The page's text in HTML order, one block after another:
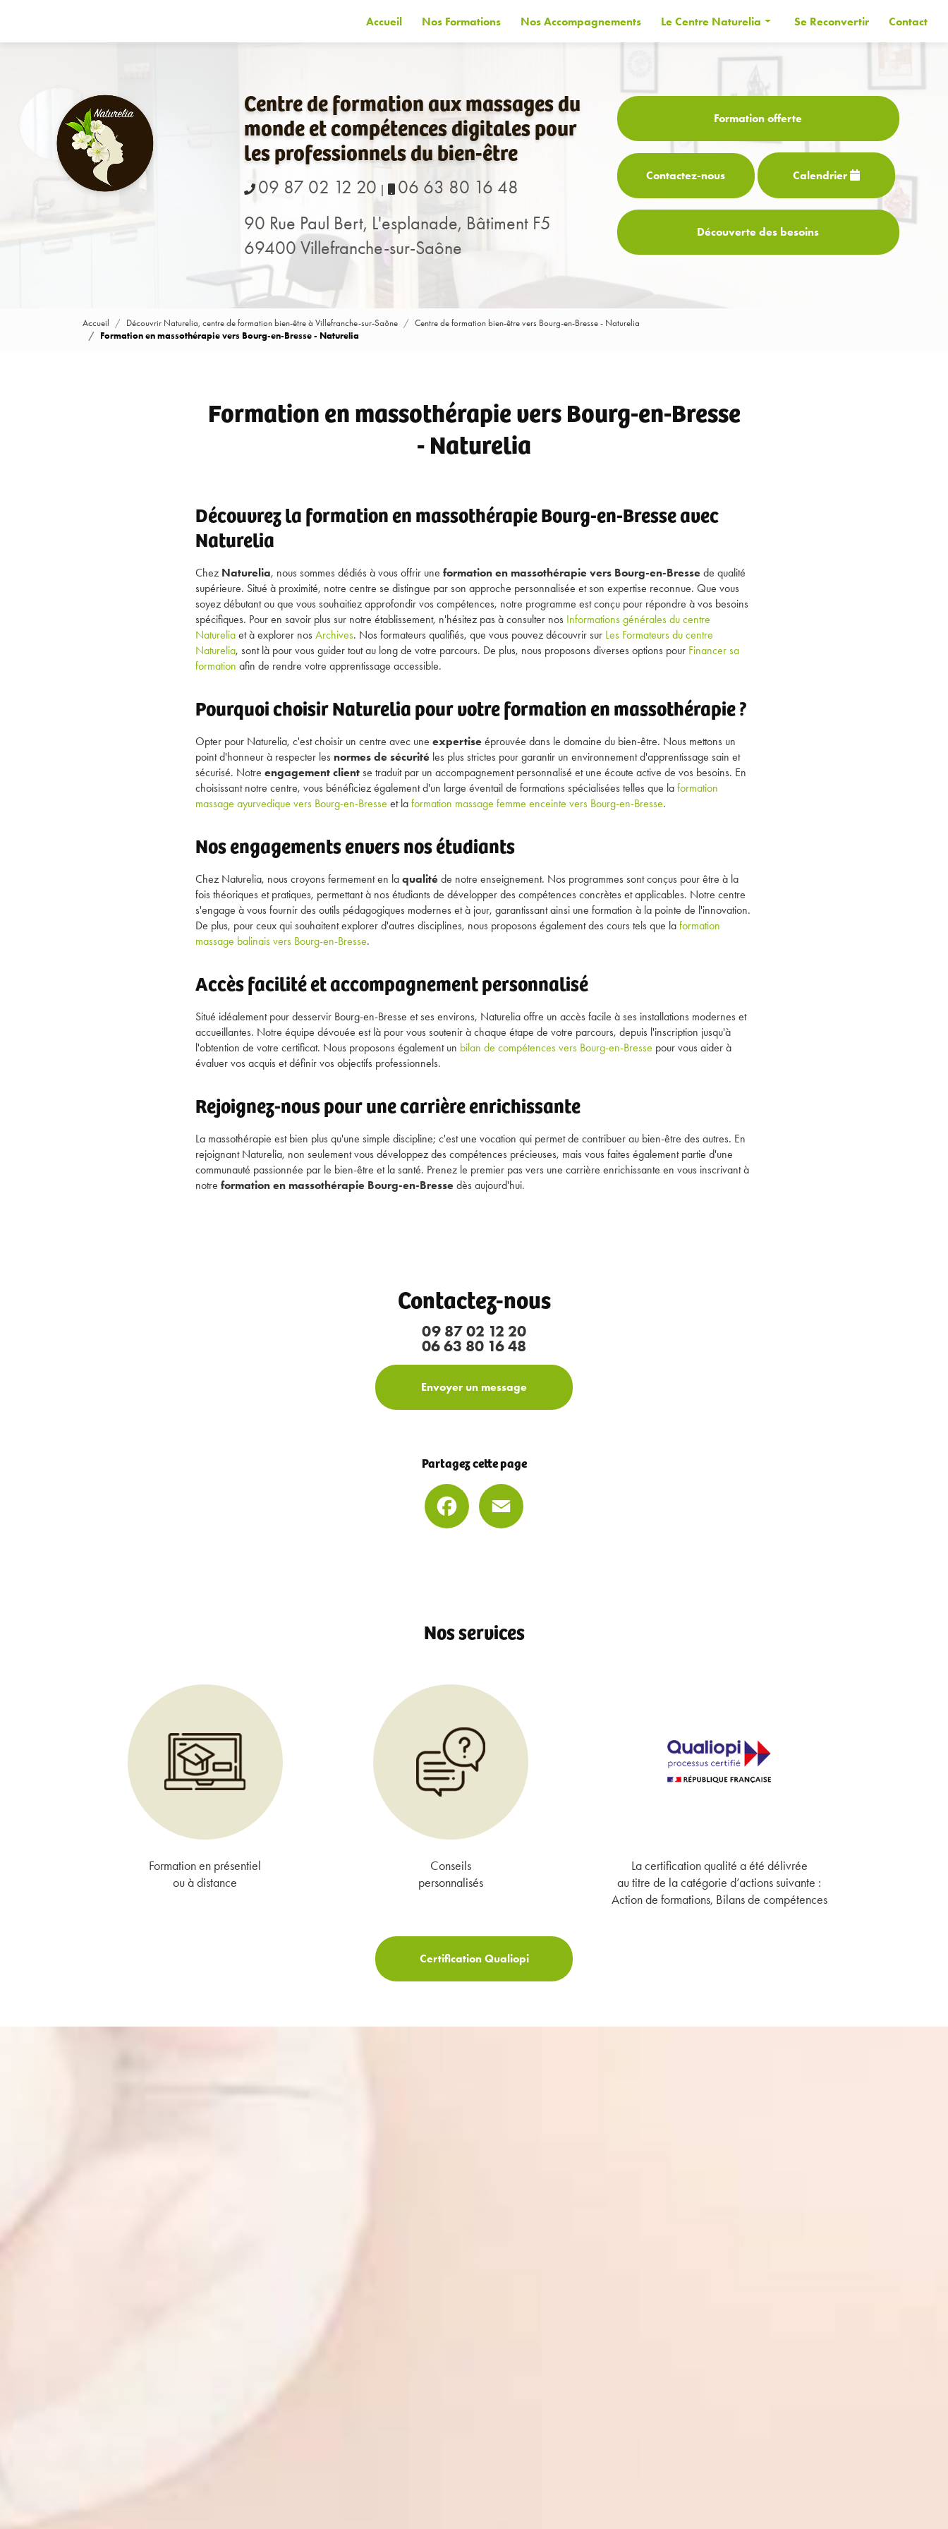
Accueil
Nos Formations Nos Accompagnements Le Centre Naturelia
Informations générales
Se Reconvertir Contact
Centre de formation aux massages du
monde et compétences digitales pour
les professionnels du bien-être
09 87 02 12 20 |
06 63 80 16 48
90 Rue Paul Bert, L'esplanade, Bâtiment F5
69400 Villefranche-sur-Saône
Formation offerte
Contactez-nous Calendrier
Découverte des besoins
Accueil Découvrir Naturelia, centre de formation bien-être à Villefranche-sur-Saône
Centre de formation bien-être vers Bourg-en-Bresse - Naturelia
Formation en massothérapie vers Bourg-en-Bresse - Naturelia
Formation en massothérapie vers Bourg-en-Bresse
- Naturelia
Découvrez la formation en massothérapie Bourg-en-Bresse avec
Naturelia
Chez Naturelia, nous sommes dédiés à vous offrir une formation en massothérapie vers Bourg-en-Bresse de qualité
supérieure. Situé à proximité, notre centre se distingue par son approche personnalisée et son expertise reconnue. Que vous
soyez débutant ou que vous souhaitiez approfondir vos compétences, notre programme est conçu pour répondre à vos besoins
spécifiques. Pour en savoir plus sur notre établissement, n'hésitez pas à consulter nos Informations générales du centre
Naturelia et à explorer nos Archives. Nos formateurs qualifiés, que vous pouvez découvrir sur Les Formateurs du centre
Naturelia, sont là pour vous guider tout au long de votre parcours. De plus, nous proposons diverses options pour Financer sa
formation afin de rendre votre apprentissage accessible.
Pourquoi choisir Naturelia pour votre formation en massothérapie ?
Opter pour Naturelia, c'est choisir un centre avec une expertise éprouvée dans le domaine du bien-être. Nous mettons un
point d'honneur à respecter les normes de sécurité les plus strictes pour garantir un environnement d'apprentissage sain et
sécurisé. Notre engagement client se traduit par un accompagnement personnalisé et une écoute active de vos besoins. En
choisissant notre centre, vous bénéficiez également d'un large éventail de formations spécialisées telles que la formation
massage ayurvedique vers Bourg-en-Bresse et la formation massage femme enceinte vers Bourg-en-Bresse.
Nos engagements envers nos étudiants
Chez Naturelia, nous croyons fermement en la qualité de notre enseignement. Nos programmes sont conçus pour être à la
fois théoriques et pratiques, permettant à nos étudiants de développer des compétences concrètes et applicables. Notre centre
s'engage à vous fournir des outils pédagogiques modernes et à jour, garantissant ainsi une formation à la pointe de l'innovation.
De plus, pour ceux qui souhaitent explorer d'autres disciplines, nous proposons également des cours tels que la formation
massage balinais vers Bourg-en-Bresse.
Accès facilité et accompagnement personnalisé
Situé idéalement pour desservir Bourg-en-Bresse et ses environs, Naturelia offre un accès facile à ses installations modernes et
accueillantes. Notre équipe dévouée est là pour vous soutenir à chaque étape de votre parcours, depuis l'inscription jusqu'à
l'obtention de votre certificat. Nous proposons également un bilan de compétences vers Bourg-en-Bresse pour vous aider à
évaluer vos acquis et définir vos objectifs professionnels.
Rejoignez-nous pour une carrière enrichissante
La massothérapie est bien plus qu'une simple discipline; c'est une vocation qui permet de contribuer au bien-être des autres. En
rejoignant Naturelia, non seulement vous développez des compétences précieuses, mais vous faites également partie d'une
communauté passionnée par le bien-être et la santé. Prenez le premier pas vers une carrière enrichissante en vous inscrivant à
notre formation en massothérapie Bourg-en-Bresse dès aujourd'hui.
Contactez-nous
09 87 02 12 20
06 63 80 16 48
Envoyer un message
Partagez cette page
Facebook
Nos services
Formation en présentiel
ou à distance
Conseils
personnalisés
La certification qualité a été délivrée
au titre de la catégorie d’actions suivante :
Action de formations, Bilans de compétences
Certification Qualiopi